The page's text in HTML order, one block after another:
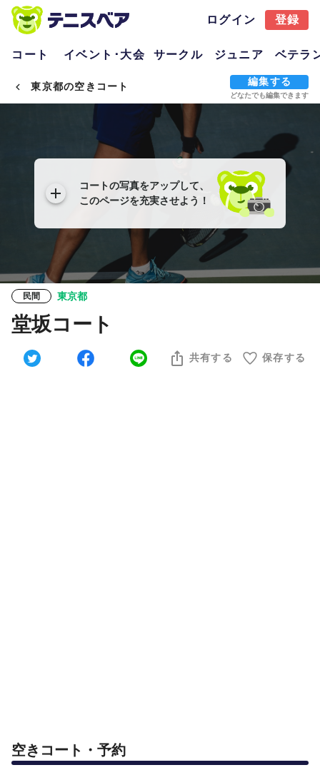
ログイン 登録
コート イベント･大会 サークル ジュニア ベテラ
東京都の空きコート 編集する
どなたでも編集できます
コートの写真をアップして、
このページを充実させよう！
民間 東京都
堂坂コート
共有する 保存する
空きコート・予約